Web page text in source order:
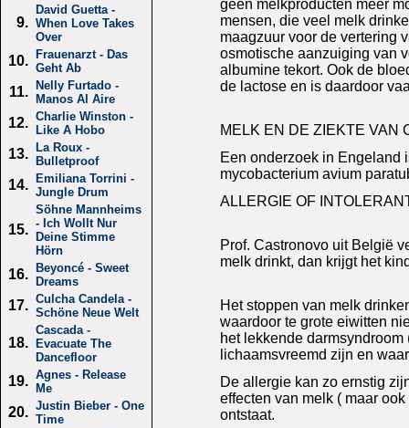
9.
David Guetta -
When Love Takes
Over
10.
Frauenarzt - Das
Geht Ab
11.
Nelly Furtado -
Manos Al Aire
12. Charlie Winston -
Like A Hobo
13.
La Roux -
Bulletproof
14.
Emiliana Torrini -
Jungle Drum
15.
Söhne Mannheims
- Ich Wollt Nur
Deine Stimme
Hörn
16.
Beyoncé - Sweet
Dreams
17. Culcha Candela -
Schöne Neue Welt
18.
Cascada -
Evacuate The
Dancefloor
19. Agnes - Release
Me
20. Justin Bieber - One
Time
geen melkproducten meer
mensen, die veel melk
maagzuur voor de vertering
osmotische aanzuiging van
albumine tekort. Ook de
de lactose en is daardoor
MELK EN DE ZIEKTE VAN
Een onderzoek in Engeland
mycobacterium avium
ALLERGIE OF
Prof. Castronovo uit België
melk drinkt, dan krijgt het
Het stoppen van melk
waardoor te grote eiwitten
het lekkende
lichaamsvreemd zijn en
De allergie kan zo ernstig
effecten van melk ( maar
ontstaat.